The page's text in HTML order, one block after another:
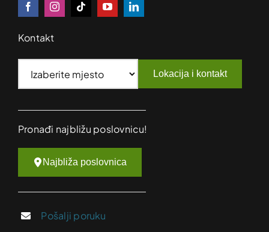
Kontakt
Lokacija i kontakt
Pronađi najbližu poslovnicu!
Najbliža poslovnica
Pošalji poruku